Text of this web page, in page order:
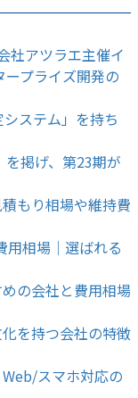
社アツラエ主催イ
プライズ開発の
ステム」を持ち
を掲げ、第23期が
もり相場や維持費
用相場｜選ばれる
の会社と費用相場
を持つ会社の特徴
スマホ対応の